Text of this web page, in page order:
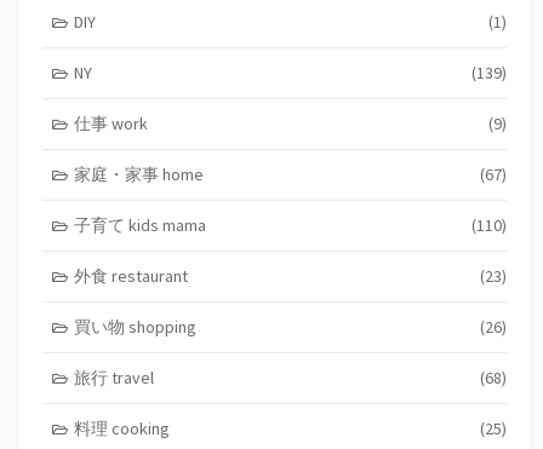
DIY (1)
NY (139)
仕事 work (9)
家庭・家事 home (67)
子育て kids mama (110)
外食 restaurant (23)
買い物 shopping (26)
旅行 travel (68)
料理 cooking (25)